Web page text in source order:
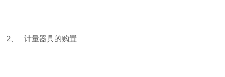
2、 计量器具的购置